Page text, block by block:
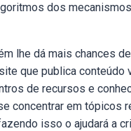
dos
lhe dá mais chances
que publica
de recursos e
concentrar em tópicos
isso o ajudará a